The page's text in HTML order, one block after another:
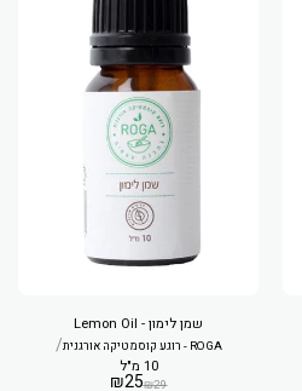
שמן לימון - Lemon Oil
ROGA - רוגע קוסמטיקה אורגנית /
10 מ"ל
₪29
₪25